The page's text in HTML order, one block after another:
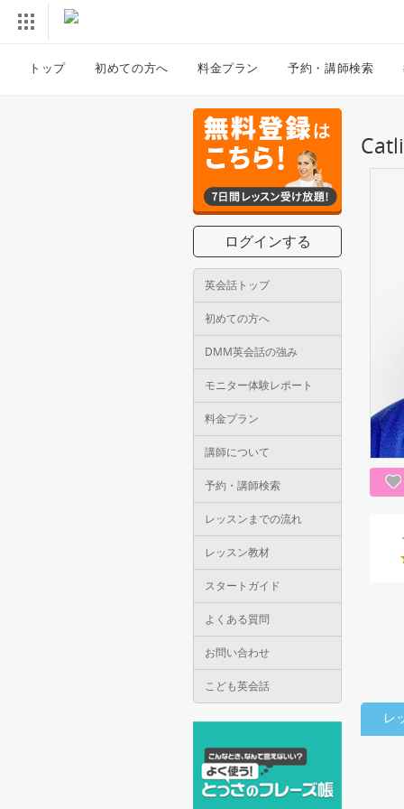
トップ 初めての方へ 料金プラン 予約・講師検索
ログインする
英会話トップ
初めての方へ
DMM英会話の強み
モニター体験レポート
料金プラン
講師について
予約・講師検索
レッスンまでの流れ
レッスン教材
スタートガイド
よくある質問
お問い合わせ
こども英会話
レ